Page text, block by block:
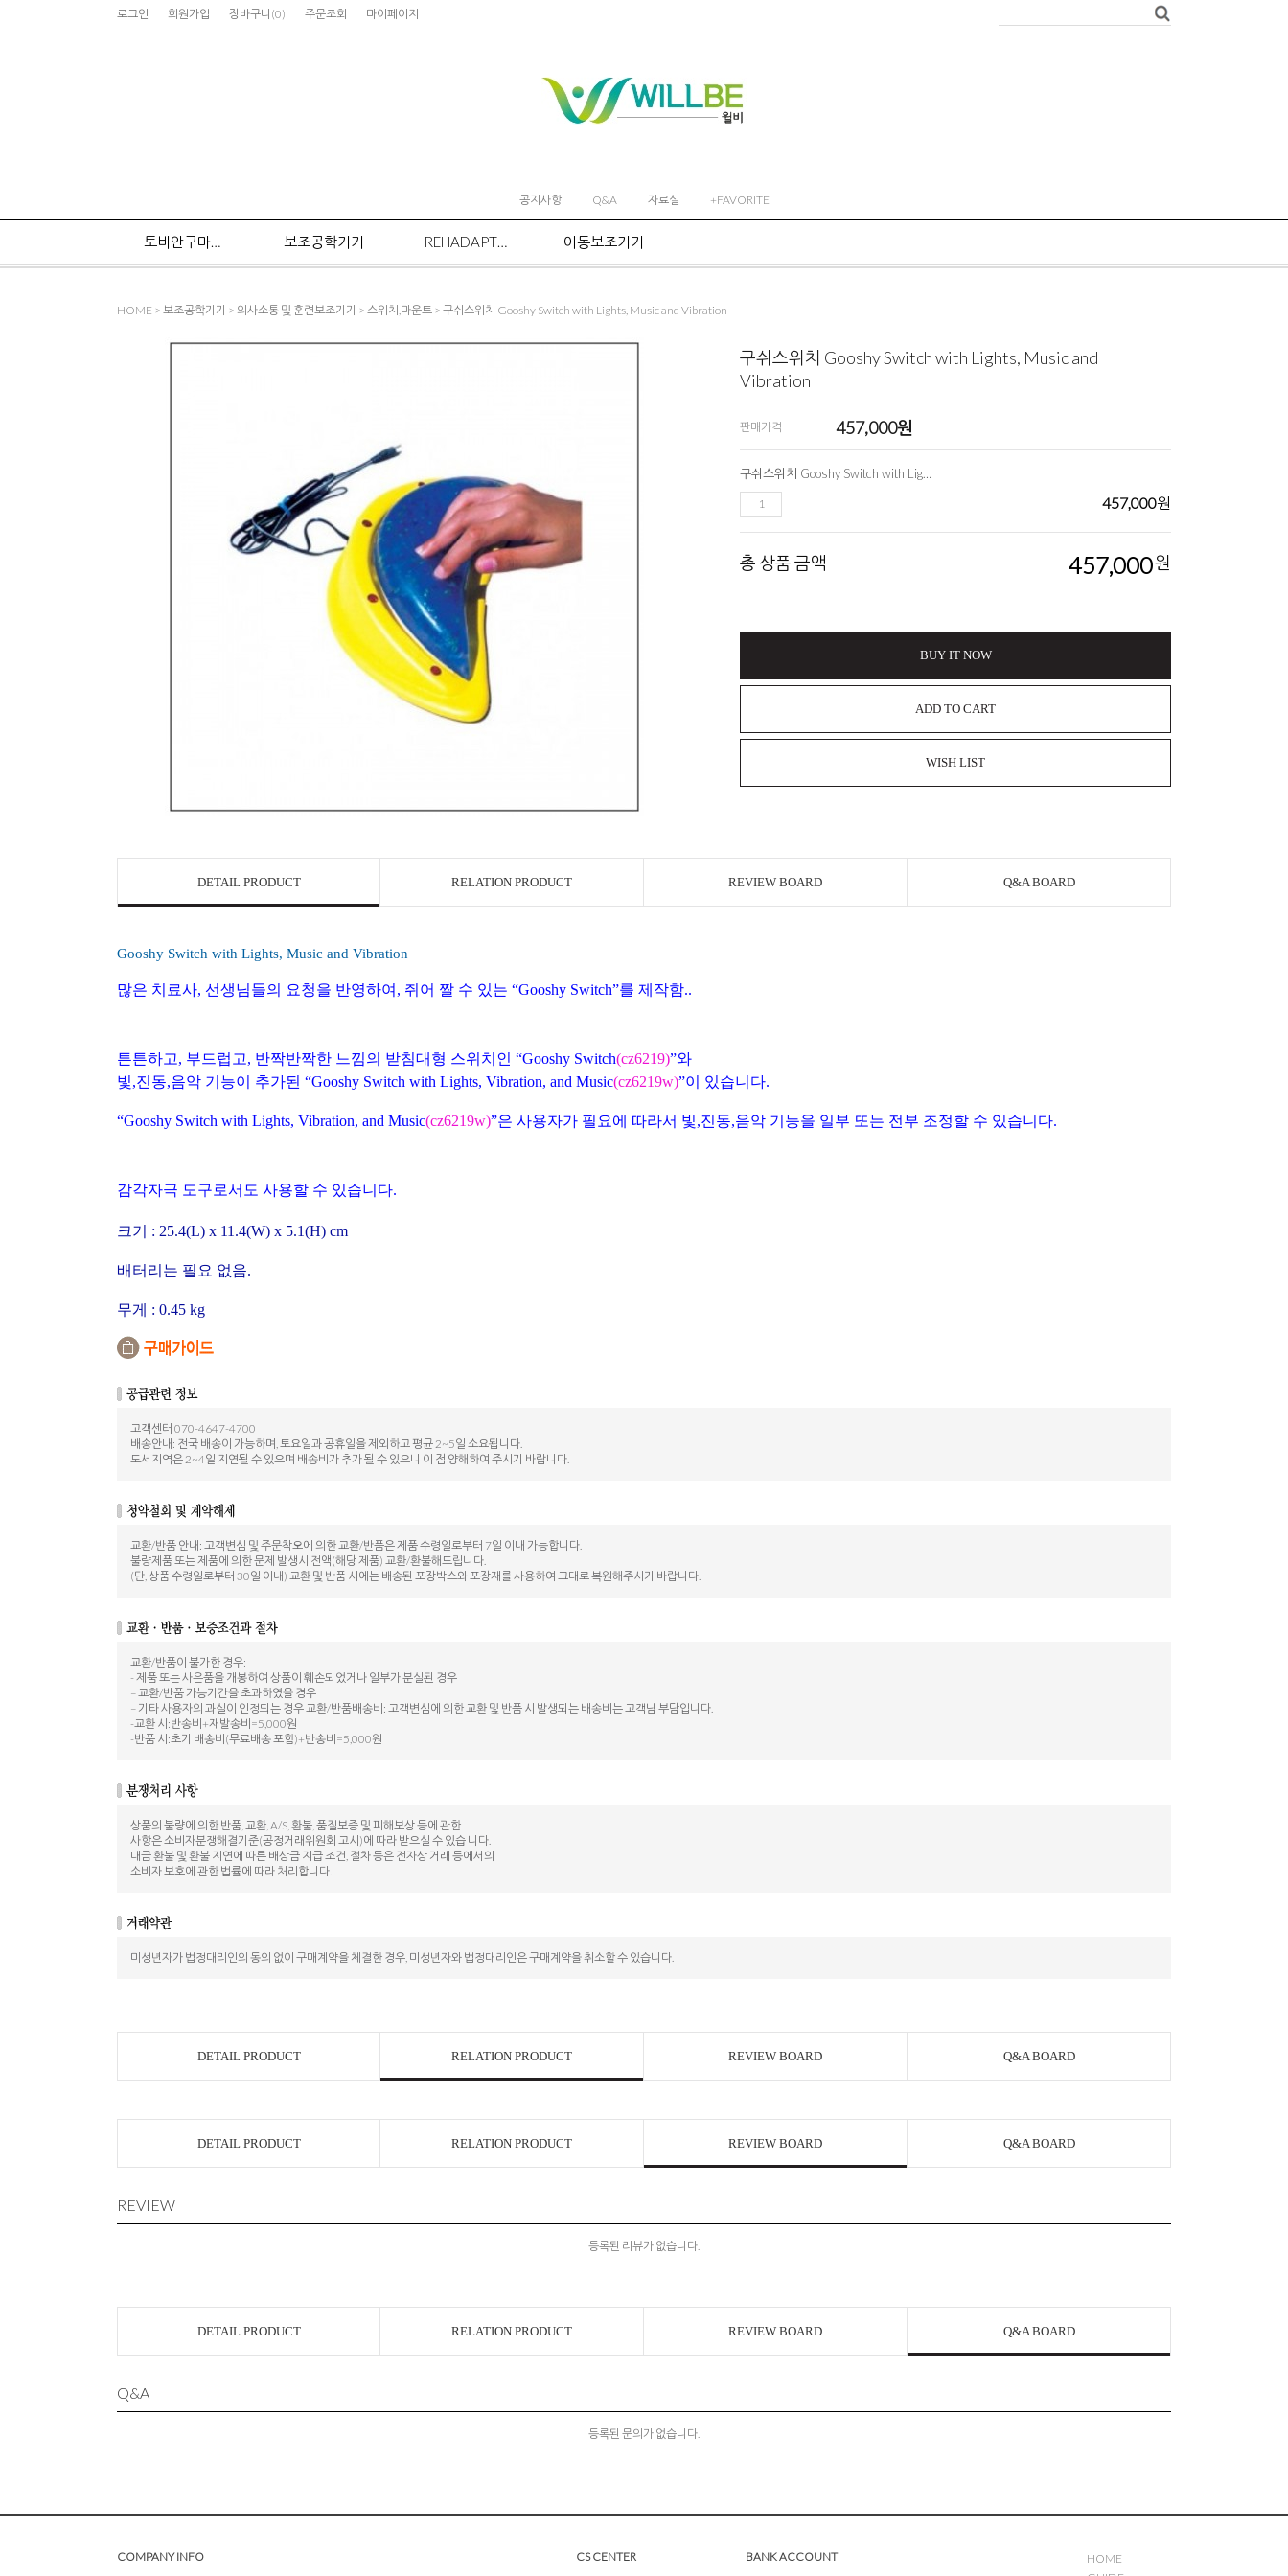
로그인 회원가입 장바구니 (0) 주문조회 마이페이지
공지사항 Q&A 자료실 +FAVORITE
토비안구마우스 보조공학기기 REHADAPT마운트 시스템 이동보조기기
HOME > 보조공학기기 > 의사소통 및 훈련보조기기 > 스위치,마운트 > 구쉬스위치 Gooshy Switch with Lights, Music and Vibration
구쉬스위치 Gooshy Switch with Lights, Music and
Vibration
판매가격 457,000원
구쉬스위치 Gooshy Switch with Lights, Music and Vibration
457,000원
총 상품 금액 457,000원
BUY IT NOW
ADD TO CART
WISH LIST
DETAIL PRODUCT RELATION PRODUCT REVIEW BOARD Q&A BOARD
Gooshy Switch with Lights, Music and Vibration
많은 치료사, 선생님들의 요청을 반영하여 , 쥐어 짤 수 있는 “Gooshy Switch”를 제작함..
튼튼하고, 부드럽고, 반짝반짝한 느낌의 받침대형 스위치인 “Gooshy Switch(cz6219)”와
빛,진동,음악 기능이 추가된 “Gooshy Switch with Lights, Vibration, and Music(cz6219w)”이 있습니다.
“Gooshy Switch with Lights, Vibration, and Music(cz6219w)”은 사용자가 필요에 따라서 빛,진동,음악 기능을 일부 또는 전부 조정할 수 있습니다.
감각자극 도구로서도 사용할 수 있습니다.
크기 : 25.4(L) x 11.4(W) x 5.1(H) cm
배터리는 필요 없음.
무게 : 0.45 kg
고객센터 070-4647-4700
배송안내: 전국 배송이 가능하며, 토요일과 공휴일을 제외하고 평균 2~5일 소요됩니다.
도서지역은 2~4일 지연될 수 있으며 배송비가 추가 될 수 있으니 이 점 양해하여 주시기 바랍니다.
교환/반품 안내: 고객변심 및 주문착오에 의한 교환/반품은 제품 수령일로부터 7일 이내 가능합니다.
불량제품 또는 제품에 의한 문제 발생시 전액(해당 제품) 교환/환불해드립니다.
(단, 상품 수령일로부터 30일 이내) 교환 및 반품 시에는 배송된 포장박스와 포장재를 사용하여 그대로 복원해주시기 바랍니다.
교환/반품이 불가한 경우:
- 제품 또는 사은품을 개봉하여 상품이 훼손되었거나 일부가 분실된 경우
– 교환/반품 가능기간을 초과하였을 경우
– 기타 사용자의 과실이 인정되는 경우 교환/반품배송비: 고객변심에 의한 교환 및 반품 시 발생되는 배송비는 고객님 부담입니다.
-교환 시:반송비+재발송비=5,000원
-반품 시:초기 배송비(무료배송 포함)+반송비=5,000원
상품의 불량에 의한 반품, 교환, A/S, 환불, 품질보증 및 피해보상 등에 관한
사항은 소비자분쟁해결기준(공정거래위원회 고시)에 따라 받으실 수 있습 니다.
대금 환불 및 환불 지연에 따른 배상금 지급 조건, 절차 등은 전자상 거래 등에서의
소비자 보호에 관한 법률에 따라 처리합니다.
미성년자가 법정대리인의 동의 없이 구매계약을 체결한 경우, 미성년자와 법정대리인은 구매계약을 취소할 수 있습니다.
DETAIL PRODUCT RELATION PRODUCT REVIEW BOARD Q&A BOARD
DETAIL PRODUCT RELATION PRODUCT REVIEW BOARD Q&A BOARD
REVIEW
등록된 리뷰가 없습니다.
DETAIL PRODUCT RELATION PRODUCT REVIEW BOARD Q&A BOARD
Q&A
등록된 문의가 없습니다.
COMPANY INFO CS CENTER BANK ACCOUNT
HOME